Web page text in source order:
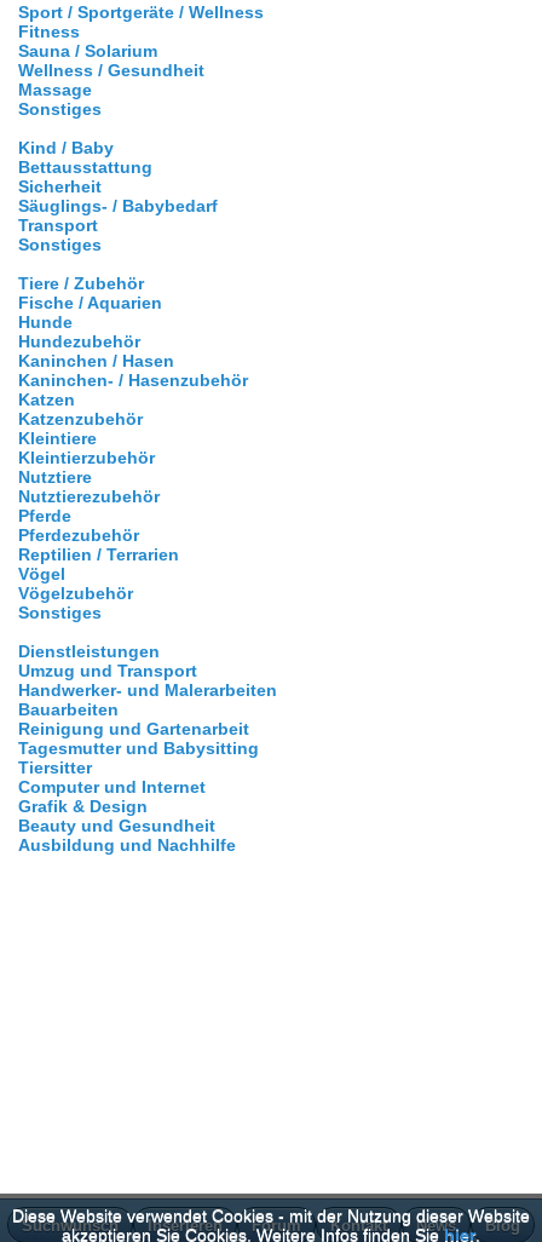
Sport / Sportgeräte / Wellness
Fitness
Sauna / Solarium
Wellness / Gesundheit
Massage
Sonstiges
Kind / Baby
Bettausstattung
Sicherheit
Säuglings- / Babybedarf
Transport
Sonstiges
Tiere / Zubehör
Fische / Aquarien
Hunde
Hundezubehör
Kaninchen / Hasen
Kaninchen- / Hasenzubehör
Katzen
Katzenzubehör
Kleintiere
Kleintierzubehör
Nutztiere
Nutztierezubehör
Pferde
Pferdezubehör
Reptilien / Terrarien
Vögel
Vögelzubehör
Sonstiges
Dienstleistungen
Umzug und Transport
Handwerker- und Malerarbeiten
Bauarbeiten
Reinigung und Gartenarbeit
Tagesmutter und Babysitting
Tiersitter
Computer und Internet
Grafik & Design
Beauty und Gesundheit
Ausbildung und Nachhilfe
Suchwunsch Inserieren Forum Kontakt News Blog
Diese Website verwendet Cookies - mit der Nutzung dieser Website
akzeptieren Sie Cookies. Weitere Infos finden Siehier.